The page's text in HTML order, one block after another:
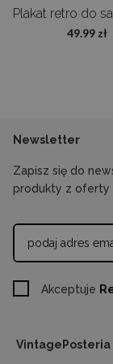
49.99 zł
VintagePosteria
Newsletter
Zapisz się do
produkty z oferty
Akceptuje